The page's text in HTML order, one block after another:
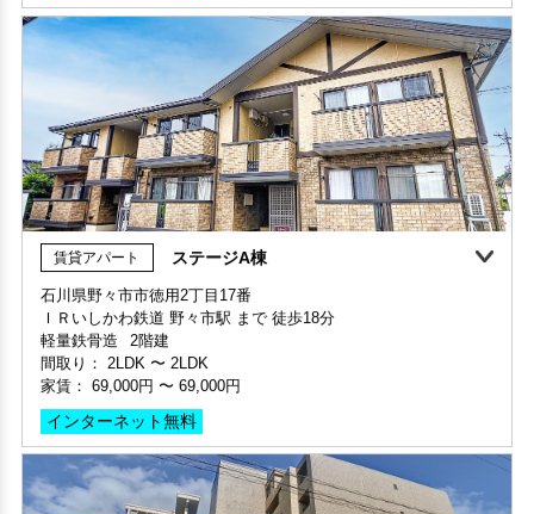
部屋号数 203号室
家賃 60,000円・共益費 4,000円
階数 2階
間取り 1LDK・専有面積 37.79㎡
敷金 2ヶ月 ・礼金 -
保証人不要・代行 インターネット無料
賃貸アパート ステージA棟
石川県野々市市徳用2丁目17番
ＩＲいしかわ鉄道 野々市駅 まで 徒歩18分
間取り：2LDK 〜 2LDK
家賃：69,000円 〜 69,000円
インターネット無料